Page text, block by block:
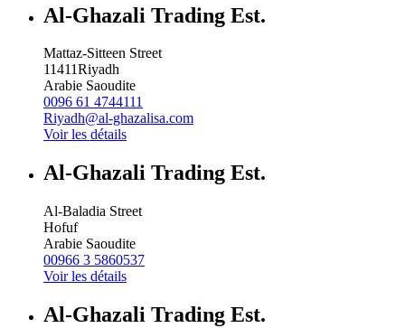
Al-Ghazali Trading Est.
Mattaz-Sitteen Street
11411Riyadh
Arabie Saoudite
0096 61 4744111
Riyadh@al-ghazalisa.com
Voir les détails
Al-Ghazali Trading Est.
Al-Baladia Street
Hofuf
Arabie Saoudite
00966 3 5860537
Voir les détails
Al-Ghazali Trading Est.